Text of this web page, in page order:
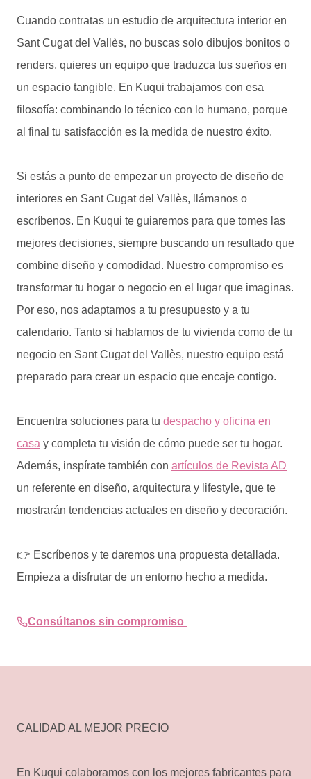
Cuando contratas un estudio de arquitectura interior en
Sant Cugat del Vallès, no buscas solo dibujos bonitos o
renders, quieres un equipo que traduzca tus sueños en
un espacio tangible. En Kuqui trabajamos con esa
filosofía: combinando lo técnico con lo humano, porque
al final tu satisfacción es la medida de nuestro éxito.
Si estás a punto de empezar un proyecto de diseño de
interiores en Sant Cugat del Vallès, llámanos o
escríbenos. En Kuqui te guiaremos para que tomes las
mejores decisiones, siempre buscando un resultado que
combine diseño y comodidad. Nuestro compromiso es
transformar tu hogar o negocio en el lugar que imaginas.
Por eso, nos adaptamos a tu presupuesto y a tu
calendario. Tanto si hablamos de tu vivienda como de tu
negocio en Sant Cugat del Vallès, nuestro equipo está
preparado para crear un espacio que encaje contigo.
Encuentra soluciones para tu despacho y oficina en
casa y completa tu visión de cómo puede ser tu hogar.
Además, inspírate también con artículos de Revista AD
un referente en diseño, arquitectura y lifestyle, que te
mostrarán tendencias actuales en diseño y decoración.
👉 Escríbenos y te daremos una propuesta detallada.
Empieza a disfrutar de un entorno hecho a medida.
Consúltanos sin compromiso
CALIDAD AL MEJOR PRECIO
En Kuqui colaboramos con los mejores fabricantes para